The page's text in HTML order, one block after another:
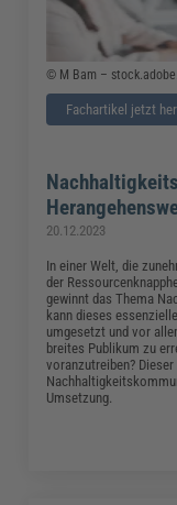
© M Bam –
Fachartikel jetzt
20.12.2023
In einer Welt, die
der
gewinnt das Thema
kann dieses
umgesetzt und vor
breites Publikum zu
voranzutreiben?
Umsetzung.